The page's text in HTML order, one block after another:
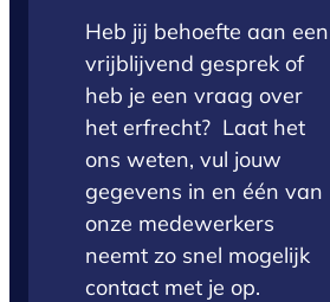
Heb jij behoefte aan een
vrijblijvend gesprek of
heb je een vraag over
het erfrecht? Laat het
ons weten, vul jouw
gegevens in en één van
onze medewerkers
neemt zo snel mogelijk
contact met je op.